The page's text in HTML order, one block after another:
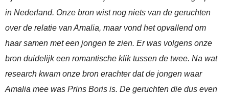
in Nederland. Onze bron wist nog niets van de geruchten
over de relatie van Amalia, maar vond het opvallend om
haar samen met een jongen te zien. Er was volgens onze
bron duidelijk een romantische klik tussen de twee. Na wat
research kwam onze bron erachter dat de jongen waar
Amalia mee was Prins Boris is. De geruchten die dus even